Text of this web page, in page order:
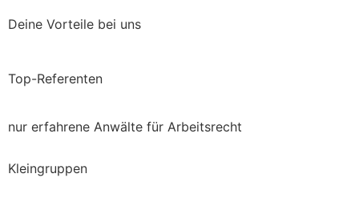
Deine Vorteile bei uns
Top-Referenten
nur erfahrene Anwälte für Arbeitsrecht
Kleingruppen